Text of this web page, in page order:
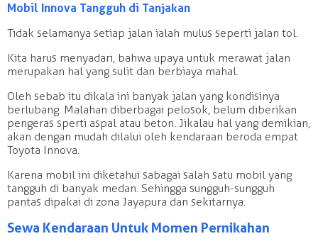
Mobil Innova Tangguh di Tanjakan
Tidak selamanya setiap jalan ialah mulus seperti jalan tol.
Kita harus menyadari, bahwa upaya untuk merawat jalan
merupakan hal yang sulit dan berbiaya mahal.
Oleh sebab itu dikala ini banyak jalan yang kondisinya
berlubang. Malahan diberbagai pelosok, belum diberikan
pengeras sperti aspal atau beton. Jikalau hal yang demikian,
akan dengan mudah dilalui oleh kendaraan beroda empat
Toyota Innova.
Karena mobil ini diketahui sabagai salah satu mobil yang
tangguh di banyak medan. Sehingga sungguh-sungguh
pantas dipakai di zona Jayapura dan sekitarnya.
Sewa Kendaraan Untuk Momen Pernikahan